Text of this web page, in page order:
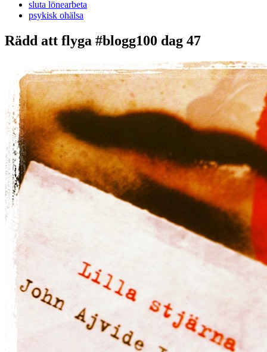
sluta lönearbeta
psykisk ohälsa
Rädd att flyga #blogg100 dag 47